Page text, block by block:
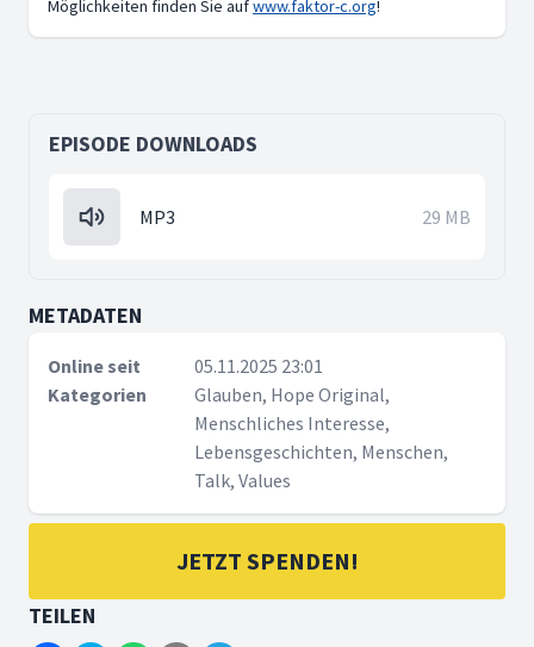
Möglichkeiten finden Sie aufwww.faktor-c.org!
EPISODE DOWNLOADS
MP3 29 MB
METADATEN
Online seit
05.11.2025 23:01
Kategorien
Glauben, Hope Original,
Menschliches Interesse,
Lebensgeschichten, Menschen,
Talk, Values
JETZT SPENDEN!
TEILEN